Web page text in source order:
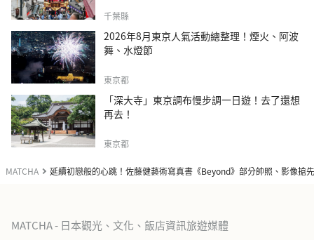
MATCHA 延續初戀般的心跳！佐藤健藝術寫真書《Beyond》部分帥照、影像搶
千葉縣
2026年8月東京人氣活動總整理！煙火、阿波
舞、水燈節
東京都
「深大寺」東京調布慢步調一日遊！去了還想
再去！
東京都
MATCHA - 日本觀光、文化、飯店資訊旅遊媒體